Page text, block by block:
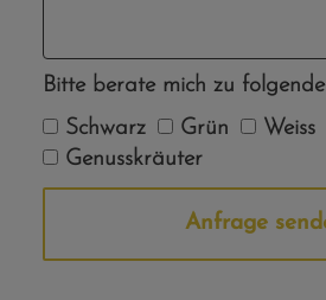
Bitte berate mich zu
Schwarz
Grün Weiss
Genusskräuter
Anfrage